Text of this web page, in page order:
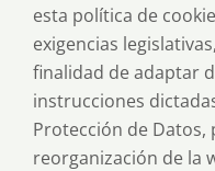
esta política de
exigencias
finalidad de adaptar
instrucciones
Protección de Datos,
reorganización de la